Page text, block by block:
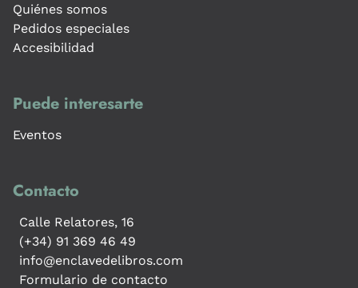
Quiénes somos
Pedidos especiales
Accesibilidad
Puede interesarte
Eventos
Contacto
Calle Relatores, 16
(+34) 91 369 46 49
info@enclavedelibros.com
Formulario de contacto